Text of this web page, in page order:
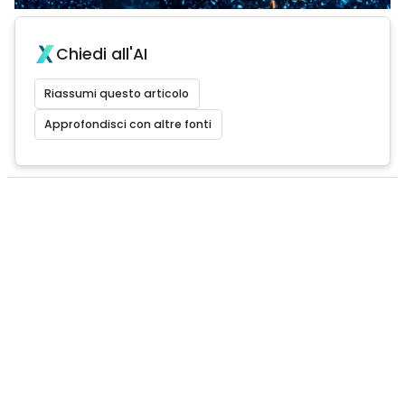
Chiedi all'AI
Riassumi questo articolo
Approfondisci con altre fonti